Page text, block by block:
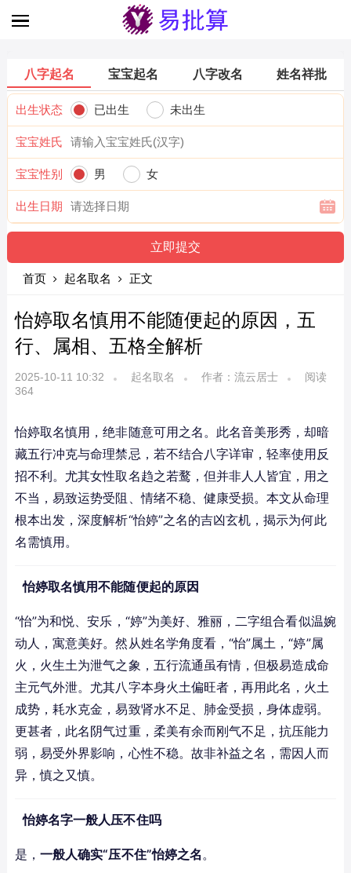
八字起名 宝宝起名 八字改名 姓名祥批
出生状态 已出生 未出生
宝宝姓氏
宝宝性别 男 女
出生日期
首页 起名取名 正文
怡婷取名慎用不能随便起的原因，五
行、属相、五格全解析
2025-10-11 10:32 起名取名 作者：流云居士
阅读
364
怡婷取名慎用，绝非随意可用之名。此名音美形秀，却暗
藏五行冲克与命理禁忌，若不结合八字详审，轻率使用反
招不利。尤其女性取名趋之若鹜，但并非人人皆宜，用之
不当，易致运势受阻、情绪不稳、健康受损。本文从命理
根本出发，深度解析“怡婷”之名的吉凶玄机，揭示为何此
名需慎用。
怡婷取名慎用不能随便起的原因
“怡”为和悦、安乐，“婷”为美好、雅丽，二字组合看似温婉
动人，寓意美好。然从姓名学角度看，“怡”属土，“婷”属
火，火生土为泄气之象，五行流通虽有情，但极易造成命
主元气外泄。尤其八字本身火土偏旺者，再用此名，火土
成势，耗水克金，易致肾水不足、肺金受损，身体虚弱。
更甚者，此名阴气过重，柔美有余而刚气不足，抗压能力
弱，易受外界影响，心性不稳。故非补益之名，需因人而
异，慎之又慎。
怡婷名字一般人压不住吗
是，一般人确实“压不住”怡婷之名。